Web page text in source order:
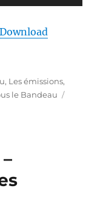
Download
, Les émissions,
le Bandeau